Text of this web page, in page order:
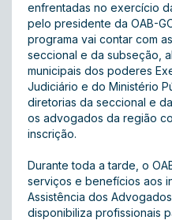
enfrentadas no exercício
pelo presidente da OAB-
programa vai contar com
seccional e da subseção,
municipais dos poderes
Judiciário e do Ministério
diretorias da seccional e
os advogados da região
inscrição.
Durante toda a tarde, o
serviços e benefícios aos
Assistência dos
disponibiliza profissionais